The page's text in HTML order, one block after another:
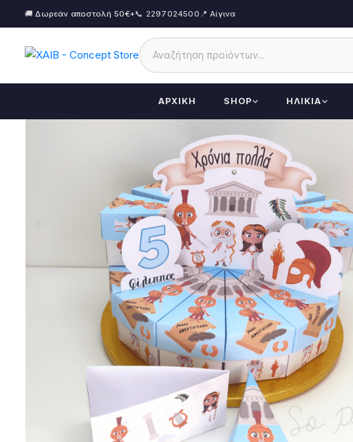
🚚 Δωρεάν αποστολή 50€+📞 2297024500 📍 Αίγινα
ΑΡΧΙΚΉ SHOP ΗΛΙΚΊΑ